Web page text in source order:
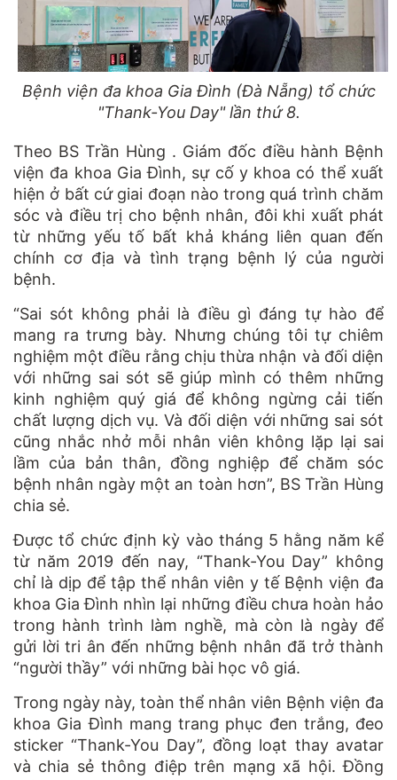
Bệnh viện đa khoa Gia Đình (Đà Nẵng) tổ chức
"Thank-You Day" lần thứ 8.
Theo BS Trần Hùng . Giám đốc điều hành Bệnh
viện đa khoa Gia Đình, sự cố y khoa có thể xuất
hiện ở bất cứ giai đoạn nào trong quá trình chăm
sóc và điều trị cho bệnh nhân, đôi khi xuất phát
từ những yếu tố bất khả kháng liên quan đến
chính cơ địa và tình trạng bệnh lý của người
bệnh.
“Sai sót không phải là điều gì đáng tự hào để
mang ra trưng bày. Nhưng chúng tôi tự chiêm
nghiệm một điều rằng chịu thừa nhận và đối diện
với những sai sót sẽ giúp mình có thêm những
kinh nghiệm quý giá để không ngừng cải tiến
chất lượng dịch vụ. Và đối diện với những sai sót
cũng nhắc nhở mỗi nhân viên không lặp lại sai
lầm của bản thân, đồng nghiệp để chăm sóc
bệnh nhân ngày một an toàn hơn”, BS Trần Hùng
chia sẻ.
Được tổ chức định kỳ vào tháng 5 hằng năm kể
từ năm 2019 đến nay, “Thank-You Day” không
chỉ là dịp để tập thể nhân viên y tế Bệnh viện đa
khoa Gia Đình nhìn lại những điều chưa hoàn hảo
trong hành trình làm nghề, mà còn là ngày để
gửi lời tri ân đến những bệnh nhân đã trở thành
“người thầy” với những bài học vô giá.
Trong ngày này, toàn thể nhân viên Bệnh viện đa
khoa Gia Đình mang trang phục đen trắng, đeo
sticker “Thank-You Day”, đồng loạt thay avatar
và chia sẻ thông điệp trên mạng xã hội. Đồng